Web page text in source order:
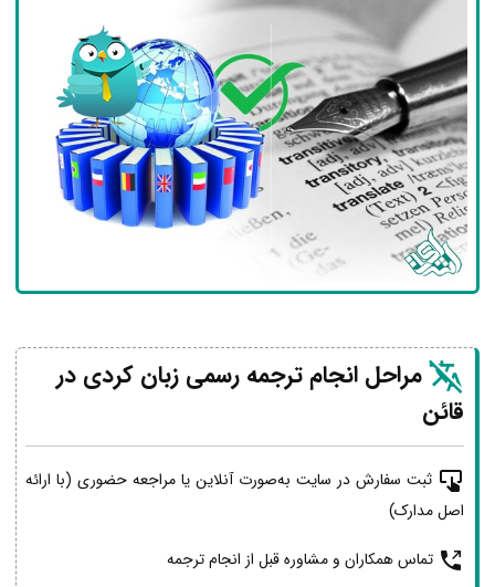
مراحل انجام ترجمه رسمی زبان کردی در
قائن
ثبت سفارش در سایت به‌صورت آنلاین یا مراجعه حضوری (با ارائه
اصل مدارک)
تماس همکاران و مشاوره قبل از انجام ترجمه